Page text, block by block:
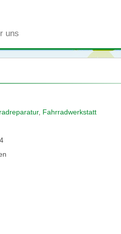
uns
, Fahrradwerkstatt